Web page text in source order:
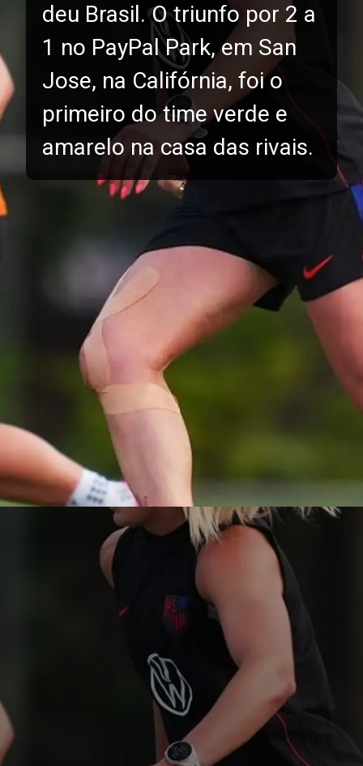
deu Brasil. O triunfo por 2 a
1 no PayPal Park, em San
Jose, na Califórnia, foi o
primeiro do time verde e
amarelo na casa das rivais.